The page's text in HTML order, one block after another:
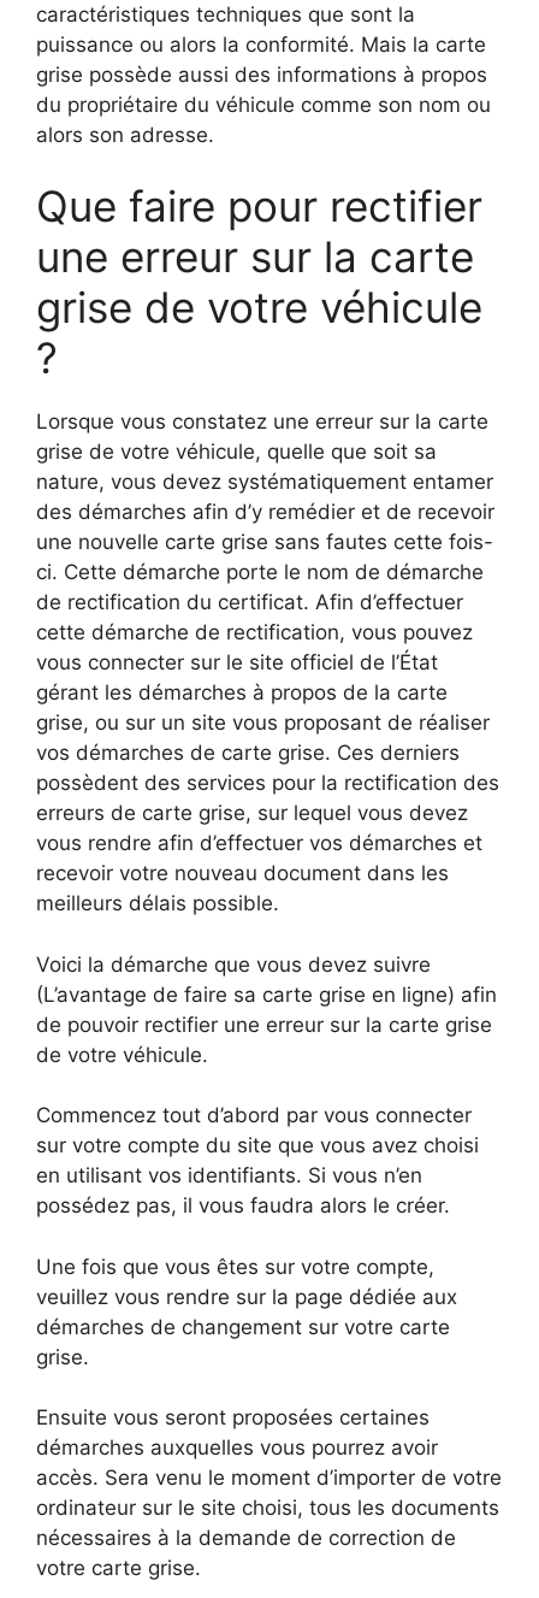
caractéristiques techniques que sont la
puissance ou alors la conformité. Mais la carte
grise possède aussi des informations à propos
du propriétaire du véhicule comme son nom ou
alors son adresse.
Que faire pour rectifier
une erreur sur la carte
grise de votre véhicule
?
Lorsque vous constatez une erreur sur la carte
grise de votre véhicule, quelle que soit sa
nature, vous devez systématiquement entamer
des démarches afin d’y remédier et de recevoir
une nouvelle carte grise sans fautes cette fois-
ci. Cette démarche porte le nom de démarche
de rectification du certificat. Afin d’effectuer
cette démarche de rectification, vous pouvez
vous connecter sur le site officiel de l’État
gérant les démarches à propos de la carte
grise, ou sur un site vous proposant de réaliser
vos démarches de carte grise. Ces derniers
possèdent des services pour la rectification des
erreurs de carte grise, sur lequel vous devez
vous rendre afin d’effectuer vos démarches et
recevoir votre nouveau document dans les
meilleurs délais possible.
Voici la démarche que vous devez suivre
(L’avantage de faire sa carte grise en ligne) afin
de pouvoir rectifier une erreur sur la carte grise
de votre véhicule.
Commencez tout d’abord par vous connecter
sur votre compte du site que vous avez choisi
en utilisant vos identifiants. Si vous n’en
possédez pas, il vous faudra alors le créer.
Une fois que vous êtes sur votre compte,
veuillez vous rendre sur la page dédiée aux
démarches de changement sur votre carte
grise.
Ensuite vous seront proposées certaines
démarches auxquelles vous pourrez avoir
accès. Sera venu le moment d’importer de votre
ordinateur sur le site choisi, tous les documents
nécessaires à la demande de correction de
votre carte grise.